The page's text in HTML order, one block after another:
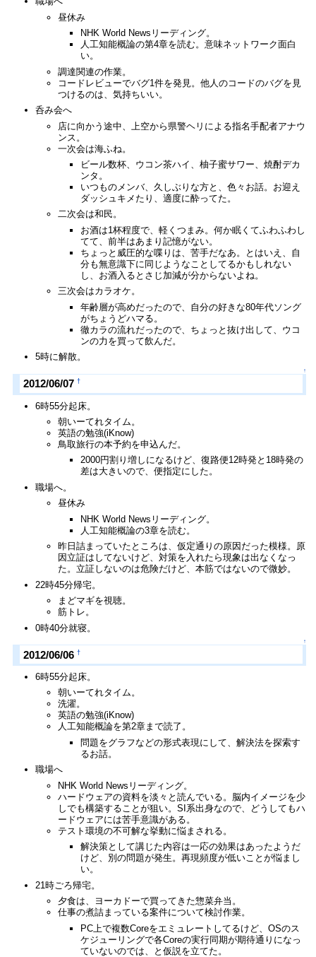
昼休み
NHK World Newsリーディング。
人工知能概論の第4章を読む。意味ネットワーク面白
い。
調達関連の作業。
コードレビューでバグ1件を発見。他人のコードのバグを見
つけるのは、気持ちいい。
呑み会へ
店に向かう途中、上空から県警ヘリによる指名手配者アナウ
ンス。
一次会は海ふね。
ビール数杯、ウコン茶ハイ、柚子蜜サワー、焼酎デカ
ンタ。
いつものメンバ、久しぶりな方と、色々お話。お迎え
ダッシュキメたり、適度に酔ってた。
二次会は和民。
お酒は1杯程度で、軽くつまみ。何か眠くてふわふわし
てて、前半はあまり記憶がない。
ちょっと威圧的な喋りは、苦手だなあ。とはいえ、自
分も無意識下に同じようなことしてるかもしれない
し、お酒入るとさじ加減が分からないよね。
三次会はカラオケ。
年齢層が高めだったので、自分の好きな80年代ソング
がちょうどハマる。
徹カラの流れだったので、ちょっと抜け出して、ウコ
ンの力を買って飲んだ。
5時に解散。
↑
2012/06/07 †
6時55分起床。
朝いーてれタイム。
英語の勉強(iKnow)
鳥取旅行の本予約を申込んだ。
2000円割り増しになるけど、復路便12時発と18時発の
差は大きいので、便指定にした。
職場へ。
昼休み
NHK World Newsリーディング。
人工知能概論の3章を読む。
昨日詰まっていたところは、仮定通りの原因だった模様。原
因立証はしてないけど、対策を入れたら現象は出なくなっ
た。立証しないのは危険だけど、本筋ではないので微妙。
22時45分帰宅。
まどマギを視聴。
筋トレ。
0時40分就寝。
↑
2012/06/06 †
6時55分起床。
朝いーてれタイム。
洗濯。
英語の勉強(iKnow)
人工知能概論を第2章まで読了。
問題をグラフなどの形式表現にして、解決法を探索す
るお話。
職場へ
NHK World Newsリーディング。
ハードウェアの資料を淡々と読んでいる。脳内イメージを少
しでも構築することが狙い。SI系出身なので、どうしてもハ
ードウェアには苦手意識がある。
テスト環境の不可解な挙動に悩まされる。
解決策として講じた内容は一応の効果はあったようだ
けど、別の問題が発生。再現頻度が低いことが悩まし
い。
21時ごろ帰宅。
夕食は、ヨーカドーで買ってきた惣菜弁当。
仕事の煮詰まっている案件について検討作業。
PC上で複数Coreをエミュレートしてるけど、OSのス
ケジューリングで各Coreの実行同期が期待通りになっ
ていないのでは、と仮説を立てた。